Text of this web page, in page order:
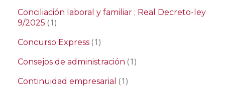
Conciliación laboral y familiar ; Real Decreto-ley
9/2025 (1)
Concurso Express (1)
Consejos de administración (1)
Continuidad empresarial (1)